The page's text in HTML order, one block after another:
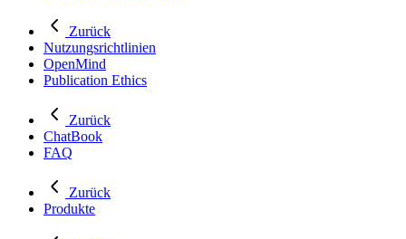
Zurück
Nutzungsrichtlinien
OpenMind
Publication Ethics
Zurück
ChatBook
FAQ
Zurück
Produkte